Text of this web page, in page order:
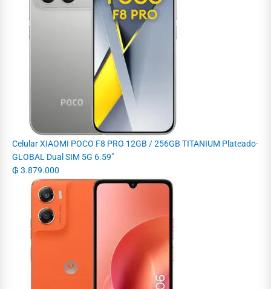
Celular XIAOMI POCO F8 PRO 12GB / 256GB TITANIUM Plateado-
GLOBAL Dual SIM 5G 6.59"
₲ 3.879.000